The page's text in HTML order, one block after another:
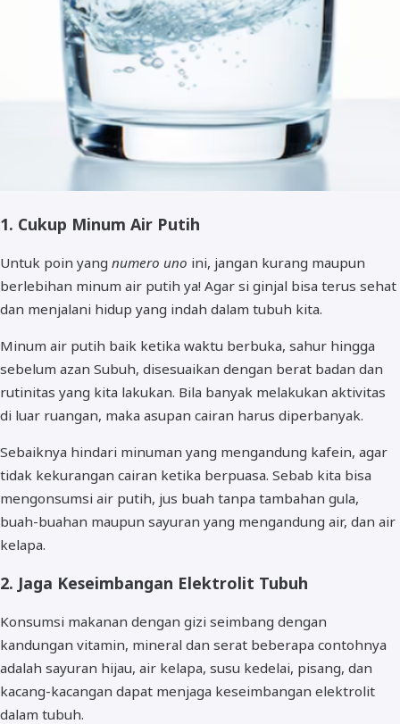
1. Cukup Minum Air Putih
Untuk poin yang numero uno ini, jangan kurang maupun
berlebihan minum air putih ya! Agar si ginjal bisa terus sehat
dan menjalani hidup yang indah dalam tubuh kita.
Minum air putih baik ketika waktu berbuka, sahur hingga
sebelum azan Subuh, disesuaikan dengan berat badan dan
rutinitas yang kita lakukan. Bila banyak melakukan aktivitas
di luar ruangan, maka asupan cairan harus diperbanyak.
Sebaiknya hindari minuman yang mengandung kafein, agar
tidak kekurangan cairan ketika berpuasa. Sebab kita bisa
mengonsumsi air putih, jus buah tanpa tambahan gula,
buah-buahan maupun sayuran yang mengandung air, dan air
kelapa.
2. Jaga Keseimbangan Elektrolit Tubuh
Konsumsi makanan dengan gizi seimbang dengan
kandungan vitamin, mineral dan serat beberapa contohnya
adalah sayuran hijau, air kelapa, susu kedelai, pisang, dan
kacang-kacangan dapat menjaga keseimbangan elektrolit
dalam tubuh.